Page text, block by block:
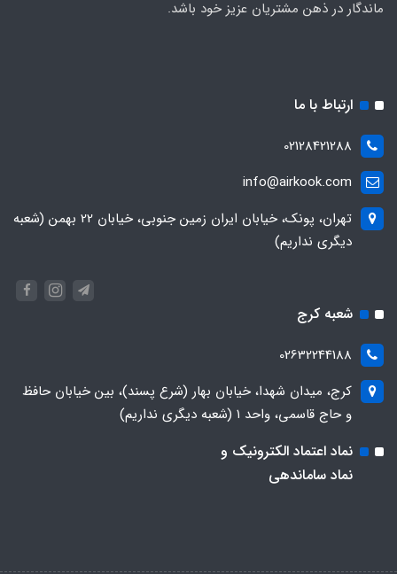
ماندگار در ذهن مشتریان عزیز خود باشد.
ارتباط با ما
02128421288
info@airkook.com
تهران، پونک، خیابان ایران زمین جنوبی، خیابان 22 بهمن (شعبه
دیگری نداریم)
شعبه کرج
02632244188
کرج، میدان شهدا، خیابان بهار (شرع پسند)، بین خیابان حافظ
و حاج قاسمی، واحد ۱ (شعبه دیگری نداریم)
نماد اعتماد الکترونیک و
نماد ساماندهی